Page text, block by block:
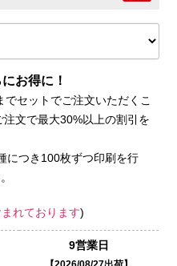
お得に！
セットでご注文いただくこ
文で最大30%以上の割引を
につき100枚ずつ印刷を行
れております)
9営業日